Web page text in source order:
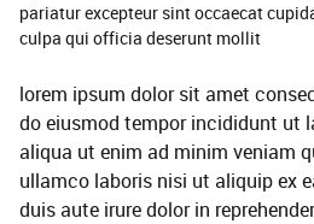
pariatur excepteur sint occaecat
culpa qui officia deserunt mollit
lorem ipsum dolor sit amet
do eiusmod tempor incididunt ut
aliqua ut enim ad minim veniam
ullamco laboris nisi ut aliquip ex
duis aute irure dolor in